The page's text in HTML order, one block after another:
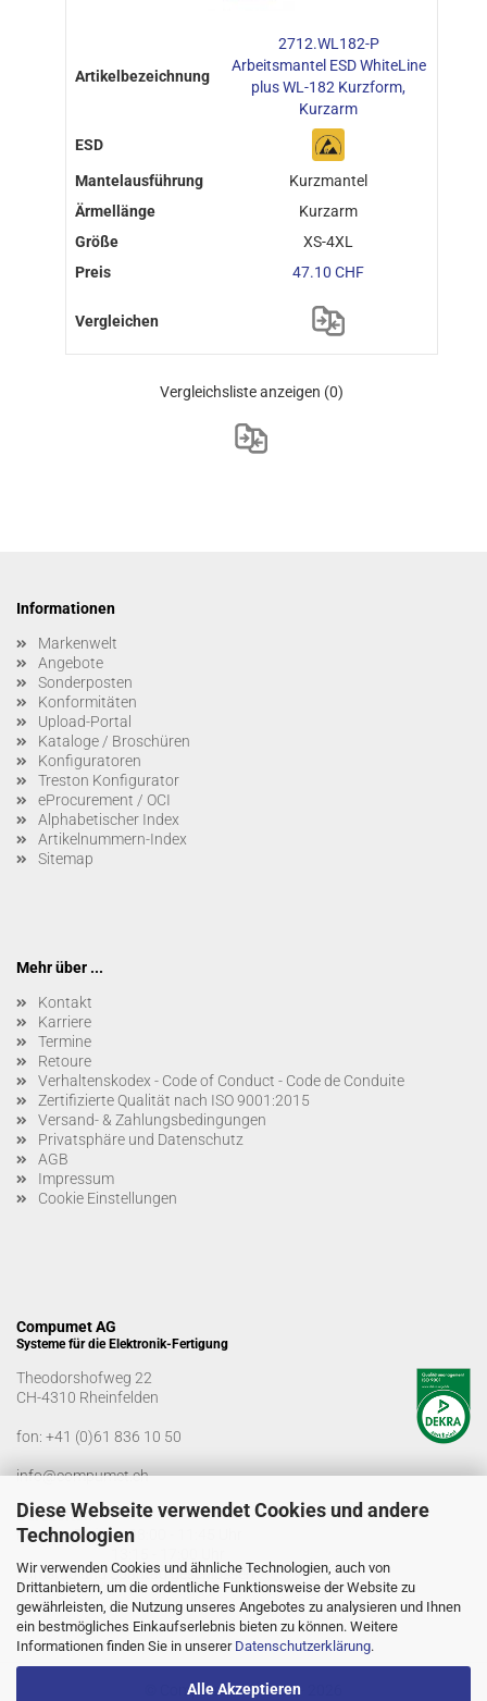
Diese Webseite verwendet Cookies und andere
Technologien
Wir verwenden Cookies und ähnliche Technologien, auch von
Drittanbietern, um die ordentliche Funktionsweise der Website zu
gewährleisten, die Nutzung unseres Angebotes zu analysieren und Ihnen
ein bestmögliches Einkaufserlebnis bieten zu können. Weitere
Informationen finden Sie in unserer Datenschutzerklärung.
Alle Akzeptieren
2712.WL182-P
Arbeitsmantel ESD WhiteLine
plus WL-182 Kurzform,
Kurzarm
Kurzmantel
Kurzarm
XS-4XL
47.10 CHF
Vergleichsliste anzeigen (0)
Informationen
Markenwelt
Angebote
Sonderposten
Konformitäten
Upload-Portal
Kataloge / Broschüren
Konfiguratoren
Treston Konfigurator
eProcurement / OCI
Alphabetischer Index
Artikelnummern-Index
Sitemap
Mehr über ...
Kontakt
Karriere
Termine
Retoure
Verhaltenskodex - Code of Conduct - Code de Conduite
Zertifizierte Qualität nach ISO 9001:2015
Versand- & Zahlungsbedingungen
Privatsphäre und Datenschutz
AGB
Impressum
Cookie Einstellungen
Compumet AG
Systeme für die Elektronik-Fertigung
Theodorshofweg 22
CH-4310 Rheinfelden
fon: +41 (0)61 836 10 50
info@compumet.ch
Bürozeiten
Montag-Freitag: 08:00 - 11:45 Uhr
Samstag und Sonntag geschlossen
© Compumet AG 2005 - 2026